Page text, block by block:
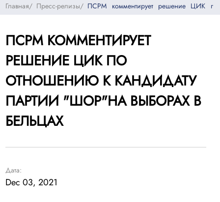
Главная/ Пресс-релизы/ ПСРМ комментирует решение ЦИК
ПСРМ КОММЕНТИРУЕТ
РЕШЕНИЕ ЦИК ПО
ОТНОШЕНИЮ К КАНДИДАТУ
ПАРТИИ "ШОР"НА ВЫБОРАХ В
БЕЛЬЦАХ
Дата:
Dec 03, 2021